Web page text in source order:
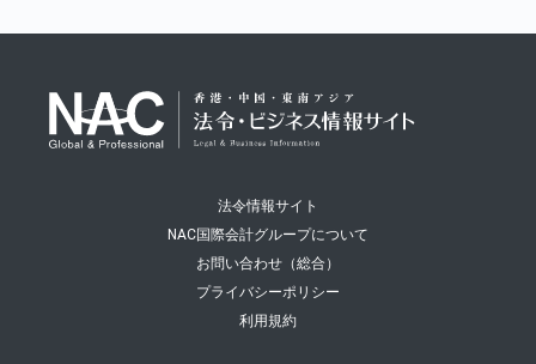
法令情報サイト
NAC国際会計グループについて
お問い合わせ（総合）
プライバシーポリシー
利用規約